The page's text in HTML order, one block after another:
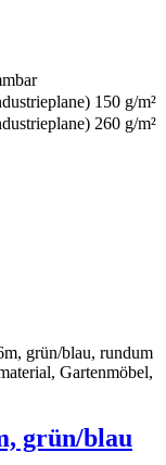
150 g/m²
260 g/m²
grün/blau